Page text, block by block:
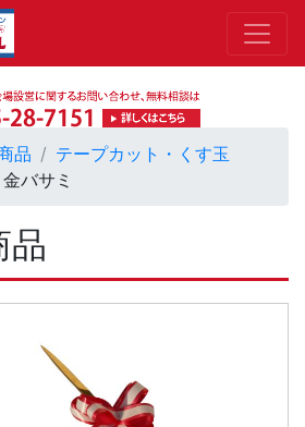
品
テープカット・くす玉
金バサミ
品